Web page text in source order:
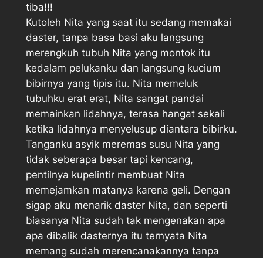
tiba!!!
Kutoleh Nita yang saat itu sedang memakai
daster, tanpa basa basi aku langsung
merengkuh tubuh Nita yang montok itu
kedalam pelukanku dan langsung kucium
bibirnya yang tipis itu. Nita memeluk
tubuhku erat erat, Nita sangat pandai
memainkan lidahnya, terasa hangat sekali
ketika lidahnya menyelusup diantara bibirku.
Tanganku asyik meremas susu Nita yang
tidak seberapa besar tapi kencang,
pentilnya kupelintir membuat Nita
memejamkan matanya karena geli. Dengan
sigap aku menarik daster Nita, dan seperti
biasanya Nita sudah tak mengenakan apa
apa dibalik dasternya itu ternyata Nita
memang sudah merencanakannya tanpa